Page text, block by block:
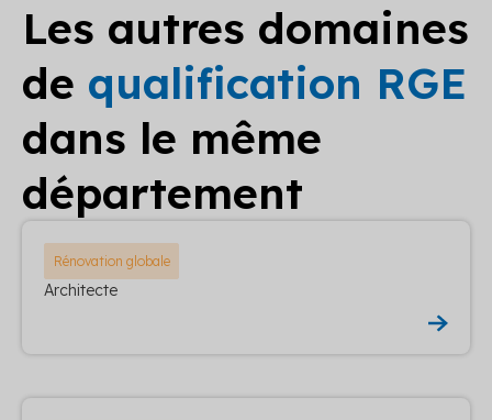
Les autres domaines
de qualification RGE
dans le même
département
Rénovation globale
Architecte